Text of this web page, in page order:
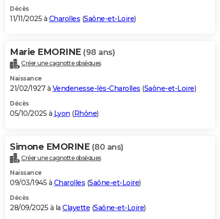
Décès
11/11/2025 à Charolles (Saône-et-Loire)
Marie EMORINE (98 ans)
Créer une cagnotte obsèques
Naissance
21/02/1927 à Vendenesse-lès-Charolles (Saône-et-Loire)
Décès
05/10/2025 à Lyon (Rhône)
Simone EMORINE (80 ans)
Créer une cagnotte obsèques
Naissance
09/03/1945 à Charolles (Saône-et-Loire)
Décès
28/09/2025 à la Clayette (Saône-et-Loire)